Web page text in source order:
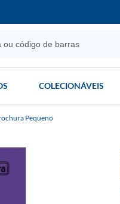
COLECIONÁVEIS
Pequeno